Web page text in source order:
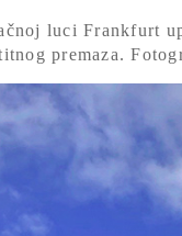
luci Frankfurt
premaza.